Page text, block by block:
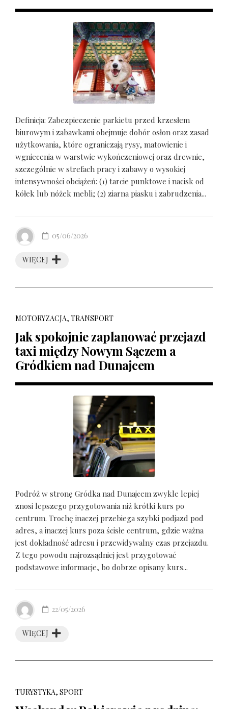
Definicja: Zabezpieczenie parkietu przed krzesłem
biurowym i zabawkami obejmuje dobór osłon oraz zasad
użytkowania, które ograniczają rysy, matowienie i
wgniecenia w warstwie wykończeniowej oraz drewnie,
szczególnie w strefach pracy i zabawy o wysokiej
intensywności obciążeń: (1) tarcie punktowe i nacisk od
kółek lub nóżek mebli; (2) ziarna piasku i zabrudzenia...
WIĘCEJ
05/06/2026
MOTORYZACJA, TRANSPORT
Jak spokojnie zaplanować przejazd
taxi między Nowym Sączem a
Gródkiem nad Dunajcem
Podróż w stronę Gródka nad Dunajcem zwykle lepiej
znosi lepszego przygotowania niż krótki kurs po
centrum. Trochę inaczej przebiega szybki podjazd pod
adres, a inaczej kurs poza ścisłe centrum, gdzie ważna
jest dokładność adresu i przewidywalny czas przejazdu.
Z tego powodu najrozsądniej jest przygotować
podstawowe informacje, bo dobrze opisany kurs...
WIĘCEJ
22/05/2026
TURYSTYKA, SPORT